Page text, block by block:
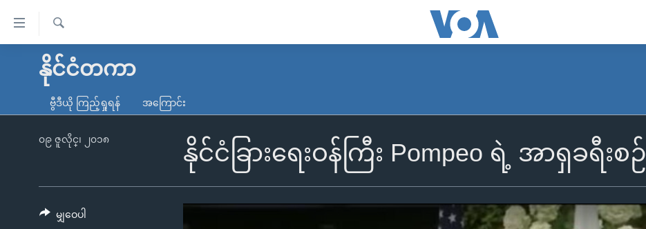
လွယ်ကူ
သည့်
မူလစာမျက်နှာ
ကမ္ဘာ့သတင်းများ
နိုင်ငံတကာ
တရုတ်
အစ္စရေး-ပါလက်စတိုင်း
ရပ်ဝန်းတခု လမ်းတခု အလွန်
အင်္ဂလိပ်စာလေ့လာမယ်
ရှာဖွေ
ရ
လာ
နိုင်ငံတကာ
ဗွီဒီယို ကြည့်ရှုရန် အကြောင်း
နိုင်ငံခြားရေးဝန်ကြီး Pompeo ရဲ့ အာရှခရီးစဉ်
၀၉ ဇူလိုင္၊ ၂၀၁၈
မျှဝေပါ